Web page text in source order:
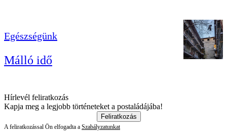
Egészségünk
Málló idő
Hírlevél feliratkozás
Kapja meg a legjobb történeteket a postaládájába!
Feliratkozás
A feliratkozással Ön elfogadta a Szabályzatunkat